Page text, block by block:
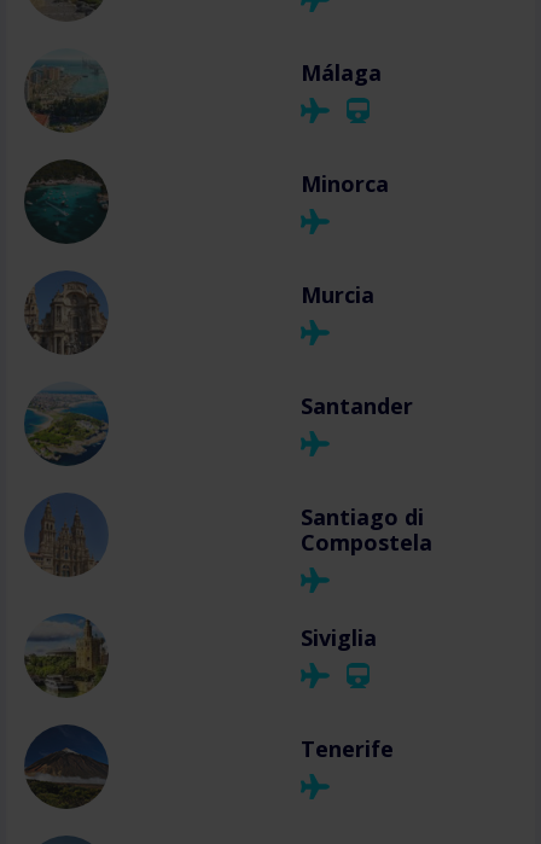
Málaga
Minorca
Murcia
Santander
Santiago di
Compostela
Siviglia
Tenerife